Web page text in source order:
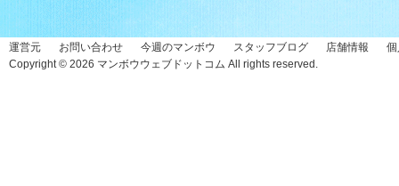
運営元 お問い合わせ 今週のマンボウ スタッフブログ 店舗情報
Copyright © 2026 マンボウウェブドットコム All rights reserved.